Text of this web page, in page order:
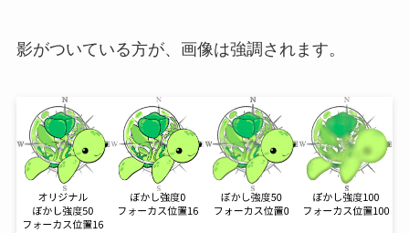
影がついている方が、画像は強調されます。